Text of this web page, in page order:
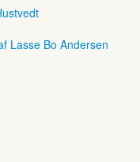
Lasse Bo Andersen